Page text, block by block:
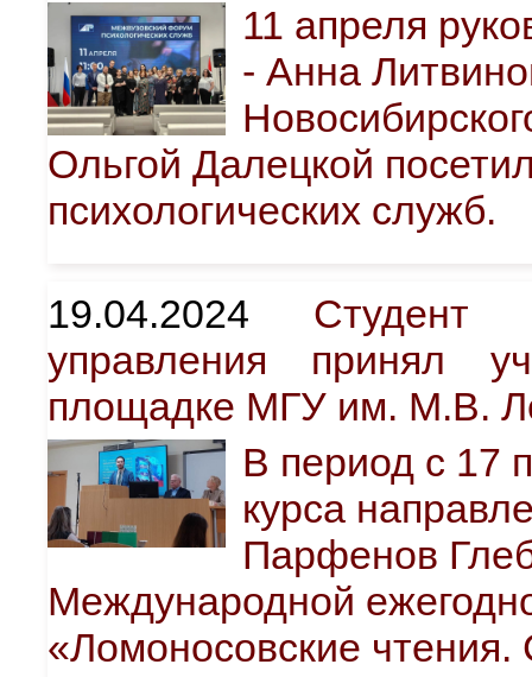
11 апреля
- Анна
Ольгой Далецкой
психологических служб.
19.04.2024 Студент
управления принял
площадке МГУ им. М.В.
В период с 17
курса
Парфенов
Международной
«Ломоносовские чтения.